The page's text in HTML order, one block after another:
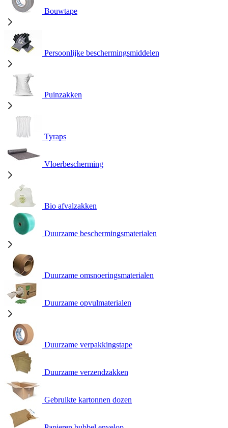
Bouwtape
Persoonlijke beschermingsmiddelen
Puinzakken
Tyraps
Vloerbescherming
Bio afvalzakken
Duurzame beschermingsmaterialen
Duurzame omsnoeringsmaterialen
Duurzame opvulmaterialen
Duurzame verpakkingstape
Duurzame verzendzakken
Gebruikte kartonnen dozen